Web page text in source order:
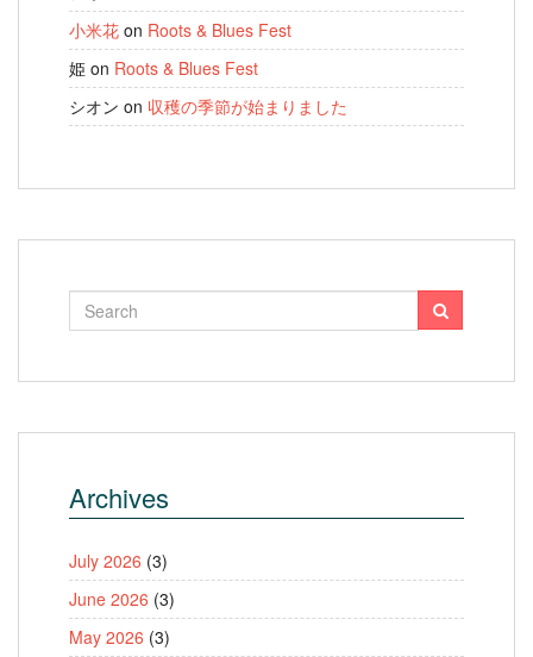
小米花 on Roots & Blues Fest
姫 on Roots & Blues Fest
シオン on 収穫の季節が始まりました
Archives
July 2026 (3)
June 2026 (3)
May 2026 (3)